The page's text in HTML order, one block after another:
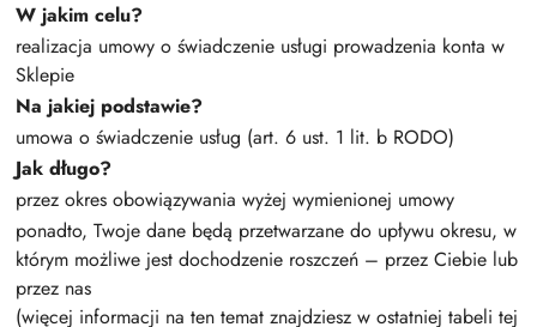
W jakim celu?
realizacja umowy o świadczenie usługi prowadzenia konta w
Sklepie
Na jakiej podstawie?
umowa o świadczenie usług (art. 6 ust. 1 lit. b RODO)
Jak długo?
przez okres obowiązywania wyżej wymienionej umowy
ponadto, Twoje dane będą przetwarzane do upływu okresu, w
którym możliwe jest dochodzenie roszczeń – przez Ciebie lub
przez nas
(więcej informacji na ten temat znajdziesz w ostatniej tabeli tej